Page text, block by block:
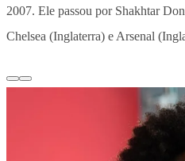
2007. Ele passou por Shakhtar
Chelsea (Inglaterra) e Arsenal